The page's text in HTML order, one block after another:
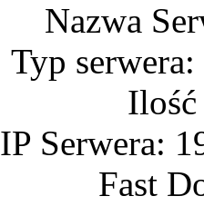
Nazwa
Typ
IP Serwera:
Fast